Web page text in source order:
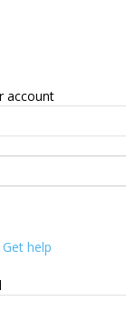
account
help